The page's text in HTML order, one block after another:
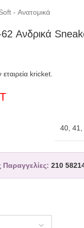
- Ανατομικά
Ανδρικά
kricket.
40, 41,
Παραγγελίες: 210